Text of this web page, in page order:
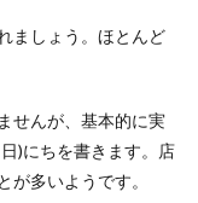
ましょう。ほとんど
せんが、基本的に実
)にちを書きます。店
多いようです。